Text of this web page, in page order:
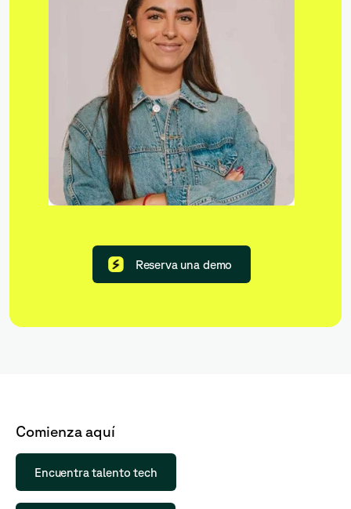
Reserva una demo
Comienza aquí
Encuentra talento tech